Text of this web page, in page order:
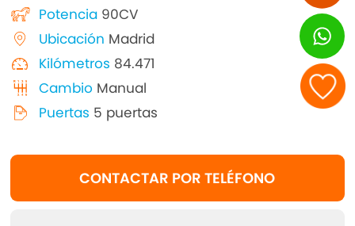
Potencia 90CV
Ubicación Madrid
Kilómetros 84.471
Cambio Manual
Puertas 5 puertas
CONTACTAR POR TELÉFONO